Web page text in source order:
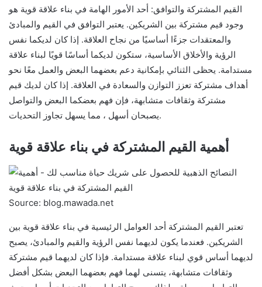
القيم المشتركة والتوافق: أحد الأمور الهامة في بناء علاقة قوية هو
وجود قيم مشتركة بين الشريكين. يعتبر التوافق في القيم والمبادئ
والمعتقدات جزءًا أساسيًا من نجاح العلاقة. إذا كان لديكما نفس
الرؤية والأخلاق الأساسية، ستكون لديكما أساسًا قويًا لبناء علاقة
مستدامة. يحظى الثنائي بإمكانية دعم بعضهما البعض والعمل معًا نحو
أهداف مشتركة تعزز التوازن والسعادة في العلاقة. إذا كان لديك قيم
مشتركة وثقافات متشابهة، فإن فهم بعضكما البعض والتواصل
يصبحان أسهل ، مما يسهل تجاوز التحديات.
أهمية القيم المشتركة في بناء علاقة قوية
Source: blog.mawada.net
تعتبر القيم المشتركة أحد العوامل الرئيسية في بناء علاقة قوية بين
الشريكين. فعندما يكون لديهما نفس الرؤية والقيم والمبادئ، يصبح
لديهما أساس قوي لبناء علاقة مستدامة. فإذا كان لديهما قيم مشتركة
وثقافات متشابهة، يتسنى لهما فهم بعضهما البعض بشكل أفضل